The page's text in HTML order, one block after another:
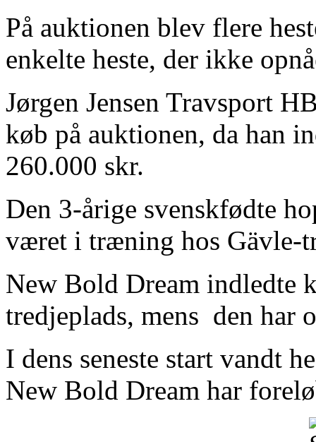
På auktionen blev flere
enkelte heste, der ikke
Jørgen Jensen Travsport
køb på auktionen, da han
260.000 skr.
Den 3-årige svenskfødte
været i træning hos Gävle-
New Bold Dream indledte
tredjeplads, mens den har
I dens seneste start vandt
New Bold Dream har